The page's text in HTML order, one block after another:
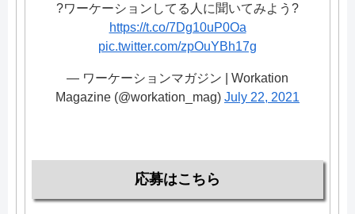
?ワーケーションしてる人に聞いてみよう?
https://t.co/7Dg10uP0Oa
pic.twitter.com/zpOuYBh17g
— ワーケーションマガジン | Workation
Magazine (@workation_mag) July 22, 2021
応募はこちら